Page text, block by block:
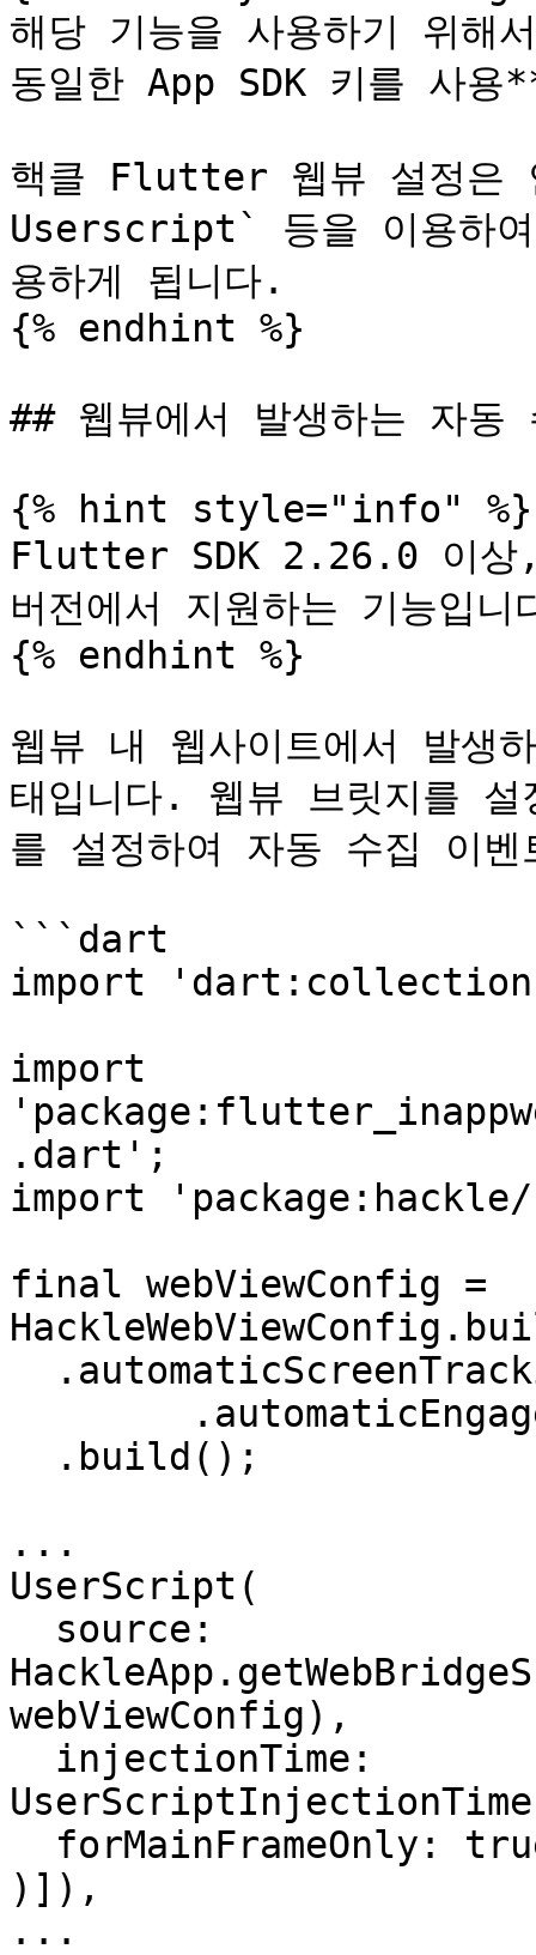
해당 기능을 사용하기 위
동일한 App SDK 키를 사용
핵클 Flutter 웹뷰 설정은
Userscript` 등을 이용하
용하게 됩니다.
{% endhint %}
## 웹뷰에서 발생하는 자동
{% hint style="info" %}
Flutter SDK 2.26.0 이
버전에서 지원하는 기능입니
{% endhint %}
웹뷰 내 웹사이트에서 발생
태입니다. 웹뷰 브릿지를
를 설정하여 자동 수집 이
```dart
import
import
.dart';
import
final webViewConfig =
...
UserScript(
webViewConfig),
)]),
...